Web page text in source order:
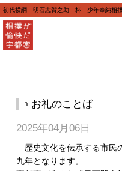
初代横綱 明石志賀之助 杯 少年奉納相
お礼のことば
2025年04月06日
歴史文化を伝承する市民
九年となります。